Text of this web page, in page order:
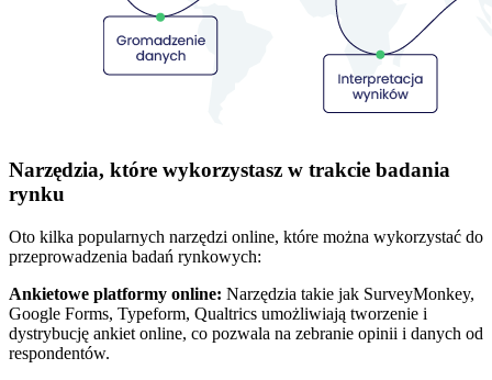
Narzędzia, które wykorzystasz w trakcie badania
rynku
Oto kilka popularnych narzędzi online, które można wykorzystać do
przeprowadzenia badań rynkowych:
Ankietowe platformy online: Narzędzia takie jak SurveyMonkey,
Google Forms, Typeform, Qualtrics umożliwiają tworzenie i
dystrybucję ankiet online, co pozwala na zebranie opinii i danych od
respondentów.